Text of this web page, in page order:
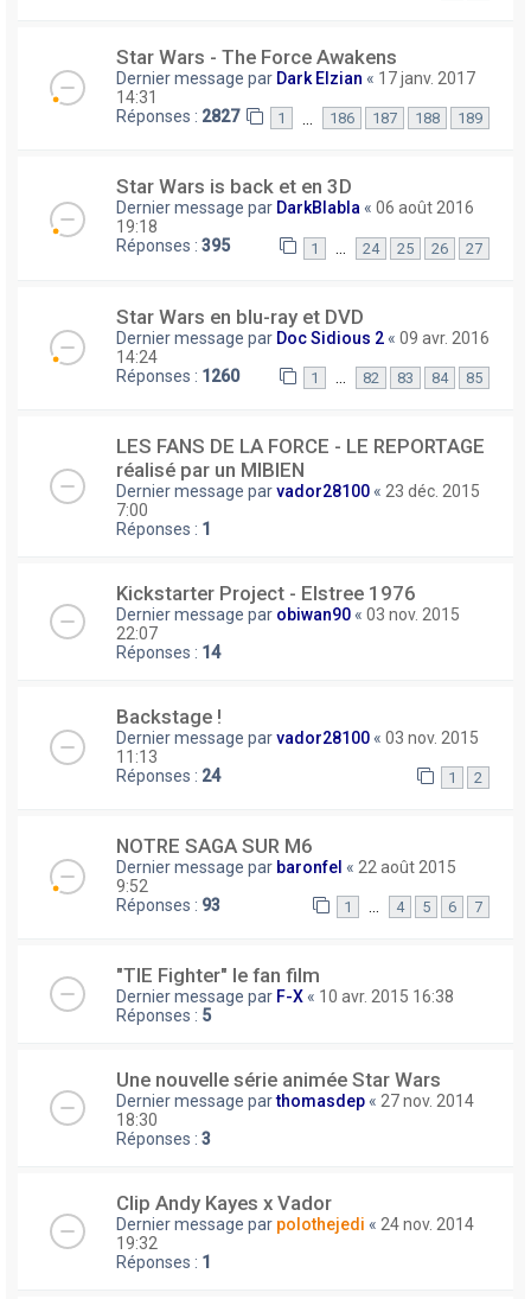
Star Wars - The Force Awakens
Dernier message par Dark Elzian « 17 janv. 2017
14:31
Réponses : 2827 1 186 187 188 189
Star Wars is back et en 3D
Dernier message par DarkBlabla « 06 août 2016
19:18
Réponses : 395 1 24 25 26 27
Star Wars en blu-ray et DVD
Dernier message par Doc Sidious 2 « 09 avr. 2016
14:24
Réponses : 1260 1 82 83 84 85
LES FANS DE LA FORCE - LE REPORTAGE
réalisé par un MIBIEN
Dernier message parvador28100 « 23 déc. 2015
7:00
Réponses : 1
Kickstarter Project - Elstree 1976
Dernier message par obiwan90 « 03 nov. 2015
22:07
Réponses : 14
Backstage !
Dernier message parvador28100 « 03 nov. 2015
11:13
Réponses : 24 1 2
NOTRE SAGA SUR M6
Dernier message par baronfel « 22 août 2015
9:52
Réponses : 93 1 … 4 5 6 7
"TIE Fighter" le fan film
Dernier message par F-X « 10 avr. 2015 16:38
Réponses : 5
Une nouvelle série animée Star Wars
Dernier message parthomasdep « 27 nov. 2014
18:30
Réponses : 3
Clip Andy Kayes x Vador
Dernier message par polothejedi « 24 nov. 2014
19:32
Réponses : 1